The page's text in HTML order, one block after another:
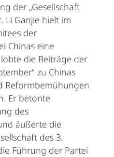
der „Gesellschaft
Li Ganjie hielt im
der
Chinas eine
die Beiträge der
zu Chinas
Reformbemühungen
Er betonte
des
äußerte die
des 3.
Führung der Partei